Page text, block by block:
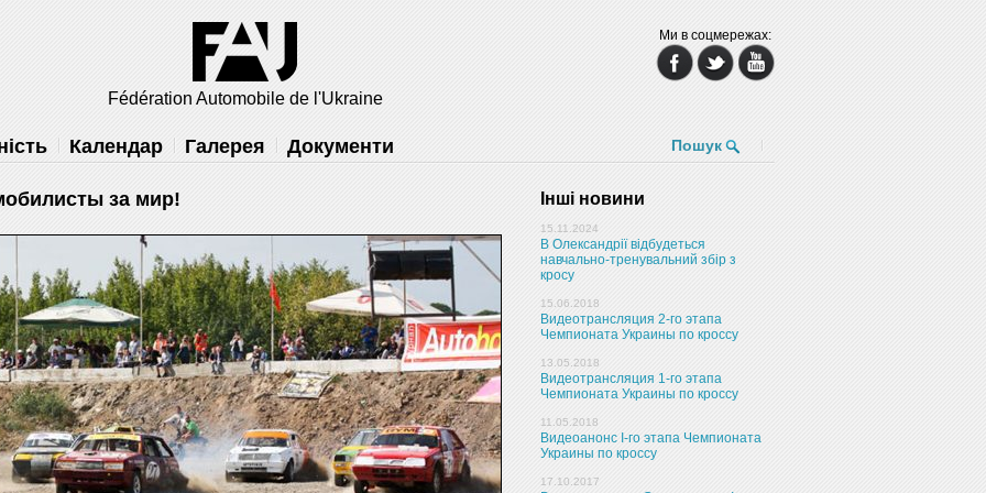
Fédération Automobile de l'Ukraine
Ми в соцмережах:
Календар Галерея Документи Пошук
за мир! Інші новини
15.11.2024
В Олександрії відбудеться
навчально-тренувальний збір з
кросу
15.06.2018
Видеотрансляция 2-го этапа
Чемпионата Украины по кроссу
13.05.2018
Видеотрансляция 1-го этапа
Чемпионата Украины по кроссу
11.05.2018
Видеоанонс I-го этапа Чемпионата
Украины по кроссу
17.10.2017